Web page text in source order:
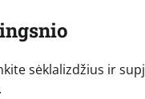
sėklalizdžius ir